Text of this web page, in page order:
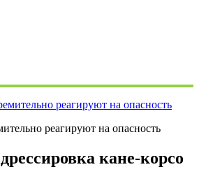
реагируют на опасность
кане-корсо